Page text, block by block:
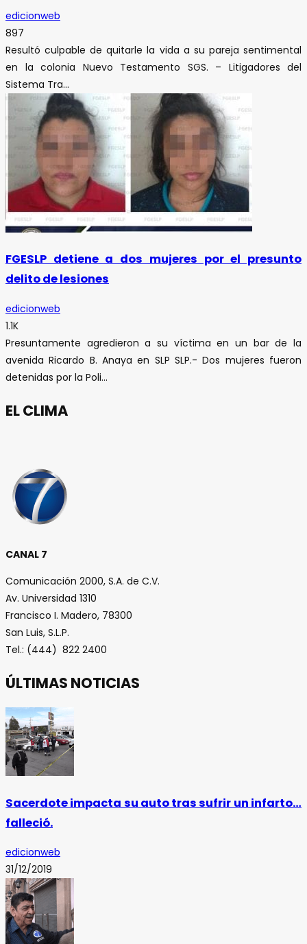
edicionweb
897
Resultó culpable de quitarle la vida a su pareja sentimental
en la colonia Nuevo Testamento SGS. – Litigadores del
Sistema Tra...
FGESLP detiene a dos mujeres por el presunto
delito de lesiones
edicionweb
1.1K
Presuntamente agredieron a su víctima en un bar de la
avenida Ricardo B. Anaya en SLP SLP.- Dos mujeres fueron
detenidas por la Poli...
EL CLIMA
CANAL 7
Comunicación 2000, S.A. de C.V.
Av. Universidad 1310
Francisco I. Madero, 78300
San Luis, S.L.P.
Tel.: (444) 822 2400
ÚLTIMAS NOTICIAS
Sacerdote impacta su auto tras sufrir un infarto…
falleció.
edicionweb
31/12/2019